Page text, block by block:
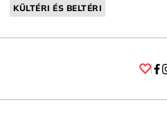
KÜLTÉRI ÉS BELTÉRI